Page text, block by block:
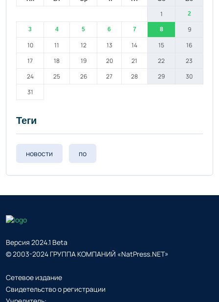
1 2
3 4 5 6 7 8
9
10
11 12 13 14 15
16
17
18 19 20 21 22
23
24
25 26 27 28 29
30
31
Теги
новости по
Версия 2024.1 Beta
© 2003-2024 ГРУППА КОМПАНИЙ «NatPress.NET»
Сетевое издание
Свидетельство о регистрации